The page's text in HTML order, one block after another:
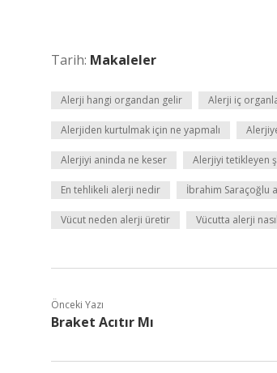
Tarih: Makaleler
Alerji hangi organdan gelir Alerji iç
Alerjiden kurtulmak için ne yapmalı
Alerjiyi aninda ne keser Alerjiyi tetikleyen
En tehlikeli alerji nedir İbrahim Saraçoğlu
Vücut neden alerji üretir Vücutta alerji
Önceki Yazı
Braket Acıtır Mı